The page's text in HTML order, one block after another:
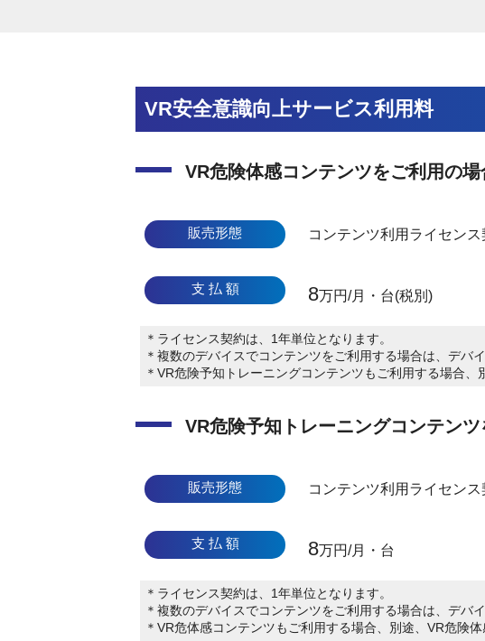
VR安全意識向上サービス利用料
VR危険体感コンテンツをご利用の場
販売形態 コンテンツ利用ライセンス
支 払 額 8万円/月・台(税別)
＊ライセンス契約は、1年単位となります。
＊複数のデバイスでコンテンツをご利用する場合は、デバ
＊VR危険予知トレーニングコンテンツもご利用する場合
VR危険予知トレーニングコンテン
販売形態 コンテンツ利用ライセンス
支 払 額 8万円/月・台
＊ライセンス契約は、1年単位となります。
＊複数のデバイスでコンテンツをご利用する場合は、デバ
＊VR危体感コンテンツもご利用する場合、別途、VR危険